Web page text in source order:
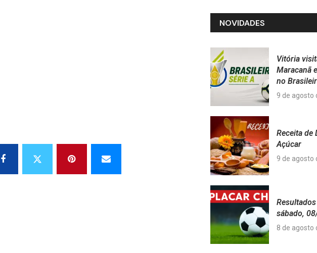
NOVIDADES
Vitória
Maracanã
no
9 de agosto
Receita de
Açúcar
9 de agosto
sábado,
8 de agosto